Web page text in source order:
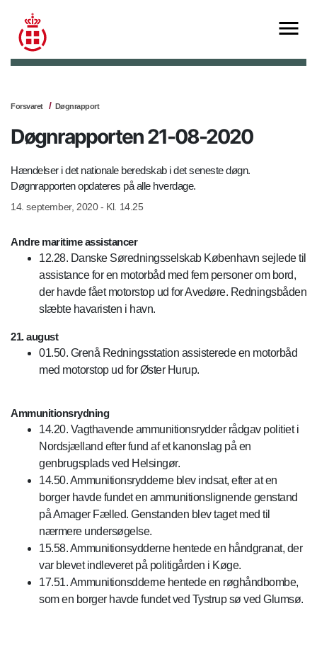
Forsvaret Døgnrapport
Døgnrapporten 21-08-2020
Hændelser i det nationale beredskab i det seneste døgn.
Døgnrapporten opdateres på alle hverdage.
14. september, 2020 - Kl. 14.25
Andre maritime assistancer
12.28. Danske Søredningsselskab København sejlede til
assistance for en motorbåd med fem personer om bord,
der havde fået motorstop ud for Avedøre. Redningsbåden
slæbte havaristen i havn.
21. august
01.50. Grenå Redningsstation assisterede en motorbåd
med motorstop ud for Øster Hurup.
Ammunitionsrydning
14.20. Vagthavende ammunitionsrydder rådgav politiet i
Nordsjælland efter fund af et kanonslag på en
genbrugsplads ved Helsingør.
14.50. Ammunitionsrydderne blev indsat, efter at en
borger havde fundet en ammunitionslignende genstand
på Amager Fælled. Genstanden blev taget med til
nærmere undersøgelse.
15.58. Ammunitionsydderne hentede en håndgranat, der
var blevet indleveret på politigården i Køge.
17.51. Ammunitionsdderne hentede en røghåndbombe,
som en borger havde fundet ved Tystrup sø ved Glumsø.